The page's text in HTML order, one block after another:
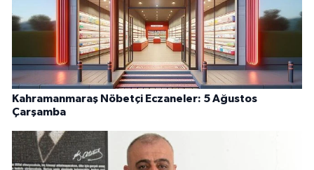
Kahramanmaraş Nöbetçi Eczaneler: 5 Ağustos
Çarşamba